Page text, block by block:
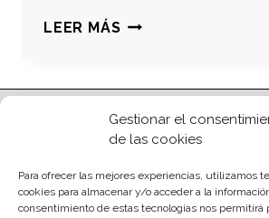
Gestionar el
de las cookies
Para ofrecer las mejores experiencias, utilizamos
cookies para almacenar y/o acceder a la
consentimiento de estas tecnologías nos permitirá
LEER MÁSAVISO
Financiado por la
Europea -